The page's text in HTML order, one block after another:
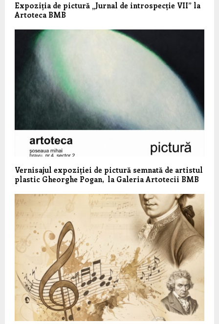
Expoziția de pictură „Jurnal de introspecție VII” la
Artoteca BMB
Vernisajul expoziției de pictură semnată de artistul
plastic Gheorghe Pogan, la Galeria Artotecii BMB